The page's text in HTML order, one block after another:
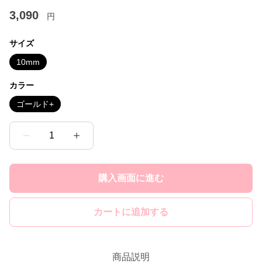
3,090 円
サイズ
10mm
カラー
ゴールド+
1
購入画面に進む
カートに追加する
商品説明